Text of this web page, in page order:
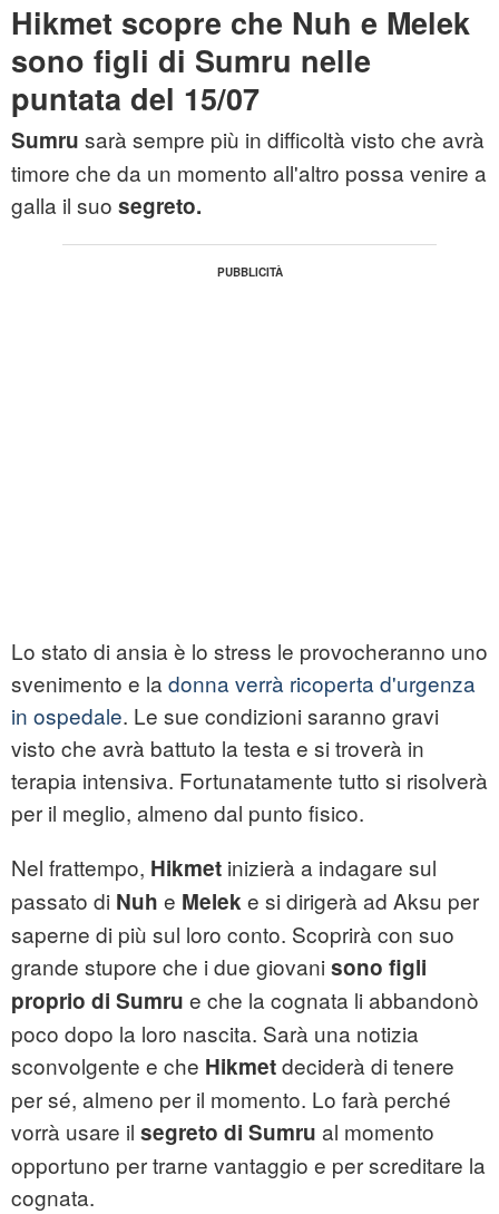
Hikmet scopre che Nuh e Melek
sono figli di Sumru nelle
puntata del 15/07
Sumru sarà sempre più in difficoltà visto che avrà
timore che da un momento all'altro possa venire a
galla il suo segreto.
Lo stato di ansia è lo stress le provocheranno uno
svenimento e la donna verrà ricoperta d'urgenza
in ospedale. Le sue condizioni saranno gravi
visto che avrà battuto la testa e si troverà in
terapia intensiva. Fortunatamente tutto si risolverà
per il meglio, almeno dal punto fisico.
Nel frattempo, Hikmet inizierà a indagare sul
passato di Nuh e Meleke si dirigerà ad Aksu per
saperne di più sul loro conto. Scoprirà con suo
grande stupore che i due giovani sono figli
proprio di Sumru e che la cognata li abbandonò
poco dopo la loro nascita. Sarà una notizia
sconvolgente e che Hikmetdeciderà di tenere
per sé, almeno per il momento. Lo farà perché
vorrà usare il segreto di Sumru al momento
opportuno per trarne vantaggio e per screditare la
cognata.